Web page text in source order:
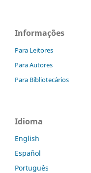
Informações
Para Leitores
Para Autores
Para Bibliotecários
Idioma
English
Español
Português